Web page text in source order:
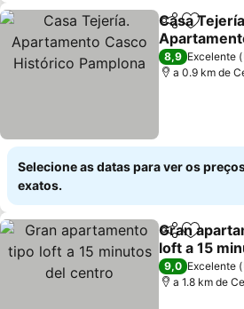
Partilhar
Casa
Histórico
8,9 Excelente
a 0.9 km de
Selecione as datas para ver os
exatos.
Partilhar
Gran
loft a 15
centro
9,0 Excelente
a 1.8 km de